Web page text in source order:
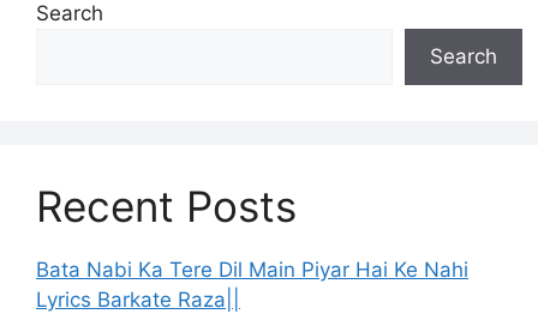
Search
Search
Recent Posts
Bata Nabi Ka Tere Dil Main Piyar Hai Ke Nahi
Lyrics Barkate Raza||